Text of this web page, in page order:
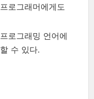
로그래머에게도
로그래밍 언어에
수 있다.